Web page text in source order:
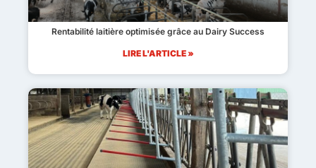
Rentabilité laitière optimisée grâce au Dairy Success
LIRE L'ARTICLE »